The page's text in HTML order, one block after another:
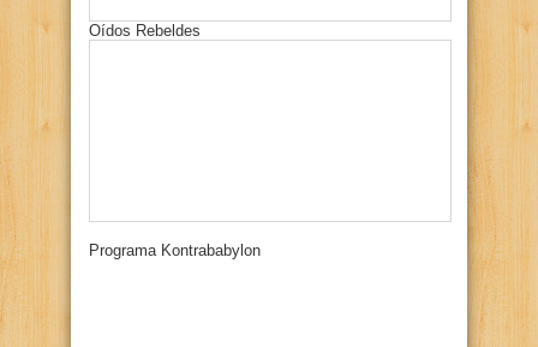
Oídos Rebeldes
Programa Kontrababylon